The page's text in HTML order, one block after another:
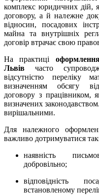
комплекс юридичних дій,
договору, а й належне
відносин, посадових
майна та внутрішніх
договір втрачає свою
На практиці
Львів часто
відсутністю переліку
визначенням обсягу
договору з працівником,
визначених
вирішальними.
Для належного
важливо дотримуватися
наявність
добровільно;
відповідність
встановленому